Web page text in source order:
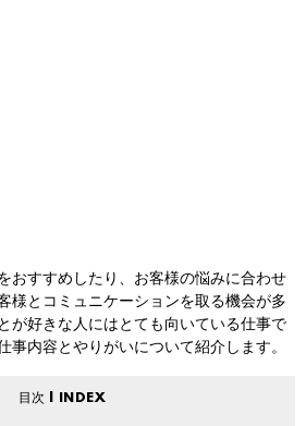
おすすめしたり、お客様の悩みに合わせ
様とコミュニケーションを取る機会が多
が好きな人にはとても向いている仕事で
事内容とやりがいについて紹介します。